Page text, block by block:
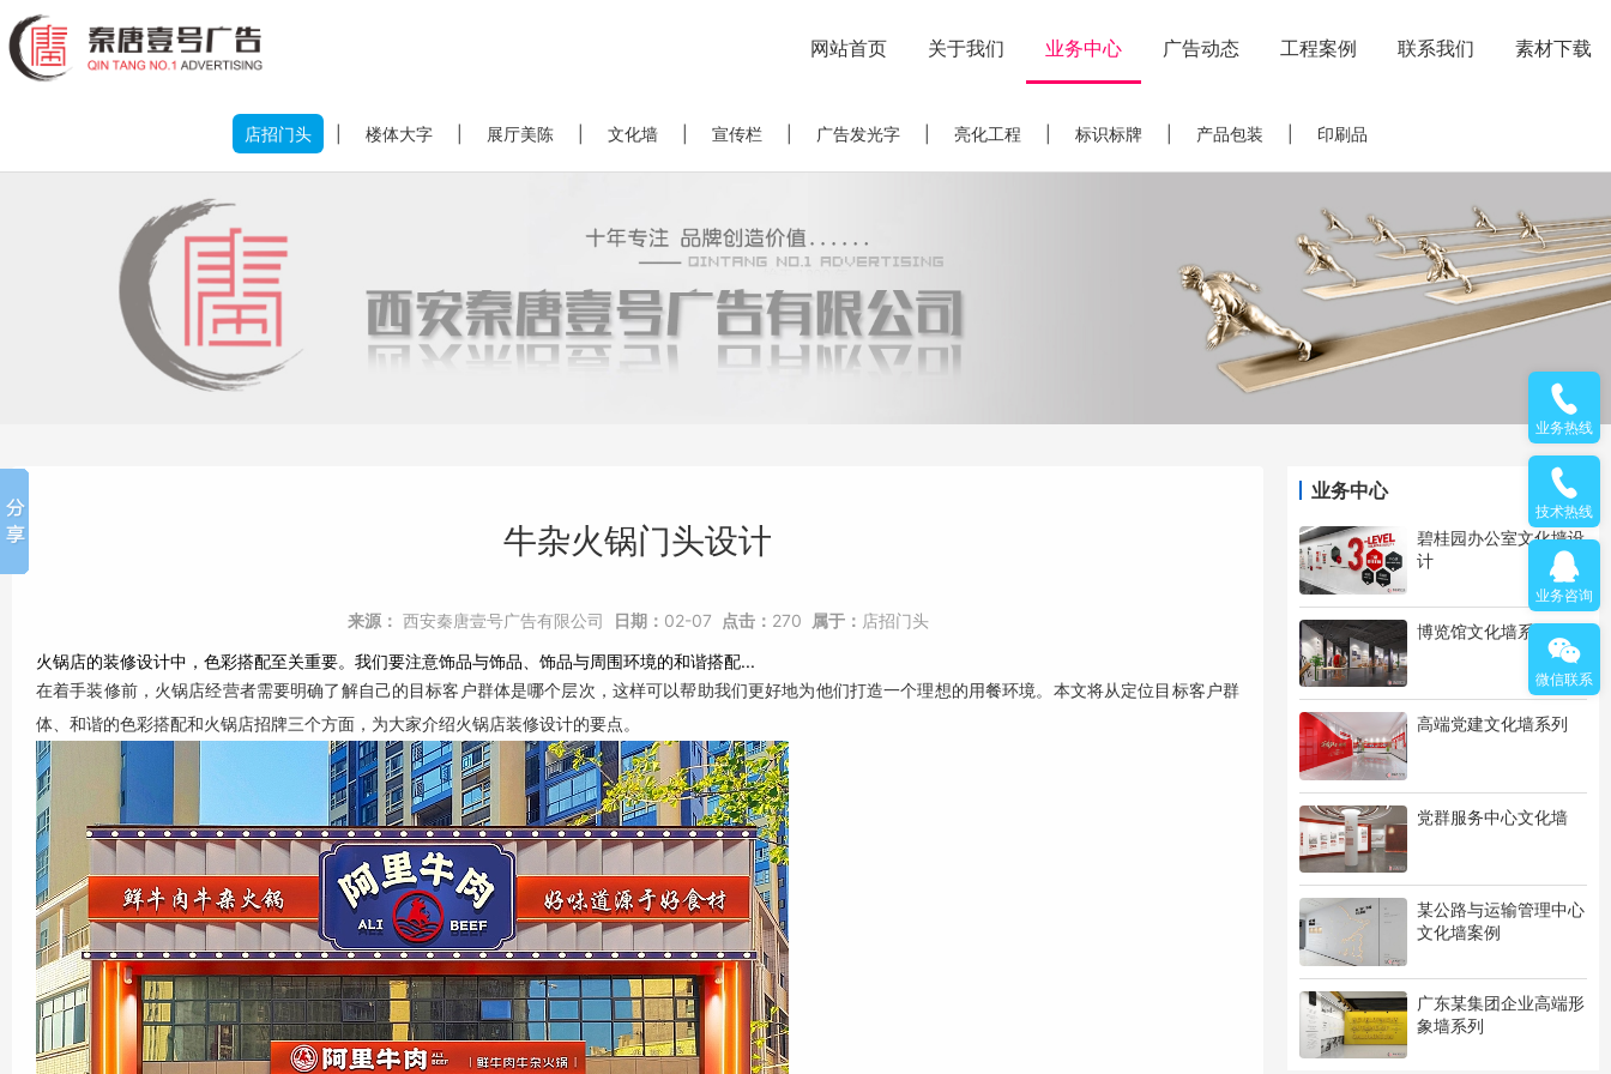
网站首页 关于我们 业务中心 广告动态 工程案例 联系我们 素材下载
店招门头 楼体大字 展厅美陈 文化墙 宣传栏 广告发光字 亮化工程 标识标牌 产品包装 印刷品
业务中心
碧桂园办公室文化墙设
计
博览馆文化墙系列
高端党建文化墙系列
党群服务中心文化墙
某公路与运输管理中心
文化墙案例
广东某集团企业高端形
象墙系列
牛杂火锅门头设计
来源： 西安秦唐壹号广告有限公司 日期： 02-07 点击： 270 属于： 店招门头
火锅店的装修设计中，色彩搭配至关重要。我们要注意饰品与饰品、饰品与周围环境的和谐搭配...
在着手装修前，火锅店经营者需要明确了解自己的目标客户群体是哪个层次，这样可以帮助我们更好地为他们打造一个理想的用餐环境。本文将从定位目标客户群
体、和谐的色彩搭配和火锅店招牌三个方面，为大家介绍火锅店装修设计的要点。
业务热线
技术热线
业务咨询
微信联系